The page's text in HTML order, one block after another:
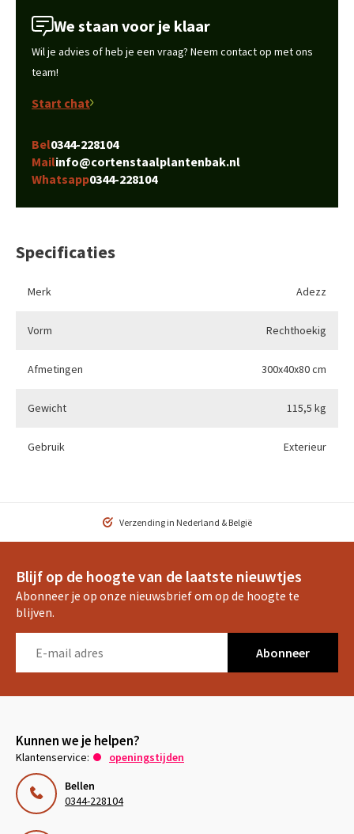
We staan voor je klaar
Wil je advies of heb je een vraag? Neem contact op met ons
team!
Start chat
Bel0344-228104
Mailinfo@cortenstaalplantenbak.nl
Whatsapp0344-228104
Specificaties
Merk Adezz
Vorm Rechthoekig
Afmetingen 300x40x80 cm
Gewicht 115,5 kg
Gebruik Exterieur
Verzending in Nederland & België
Blijf op de hoogte van de laatste nieuwtjes
Abonneer je op onze nieuwsbrief om op de hoogte te
blijven.
Abonneer
Kunnen we je helpen?
Klantenservice:
openingstijden
Bellen
0344-228104